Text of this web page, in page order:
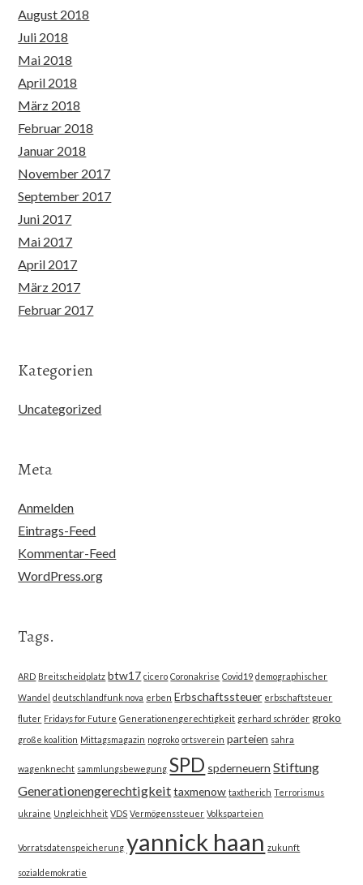
August 2018
Juli 2018
Mai 2018
April 2018
März 2018
Februar 2018
Januar 2018
November 2017
September 2017
Juni 2017
Mai 2017
April 2017
März 2017
Februar 2017
Kategorien
Uncategorized
Meta
Anmelden
Eintrags-Feed
Kommentar-Feed
WordPress.org
Tags.
ARD Breitscheidplatz btw17 cicero Coronakrise Covid19 demographischer
Wandel deutschlandfunk nova erben Erbschaftssteuer erbschaftsteuer
fluter Fridays for Future Generationengerechtigkeit gerhard schröder groko
große koalition Mittagsmagazin nogroko ortsverein parteien sahra
wagenknecht sammlungsbewegung SPD spderneuern Stiftung
Generationengerechtigkeittaxmenow taxtherich Terrorismus
ukraine Ungleichheit VDS Vermögenssteuer Volksparteien
Vorratsdatenspeicherung yannick haan zukunft
sozialdemokratie